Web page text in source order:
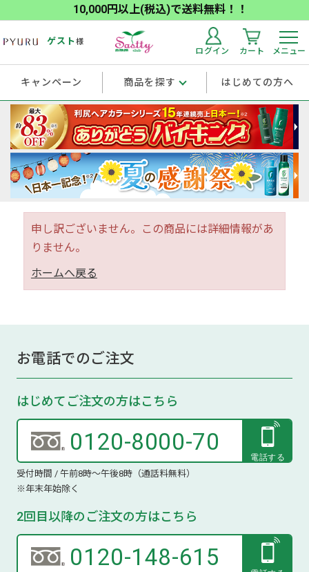
10,000円以上(税込)で送料無料！！
ゲスト様
ログイン カート メニュー
キャンペーン 商品を探す はじめての方へ
申し訳ございません。この商品には詳細情報があ
りません。
ホームへ戻る
お電話でのご注文
はじめてご注文の方はこちら
0120-8000-70
受付時間 / 午前8時～午後8時（通話料無料）
※年末年始除く
2回目以降のご注文の方はこちら
0120-148-615